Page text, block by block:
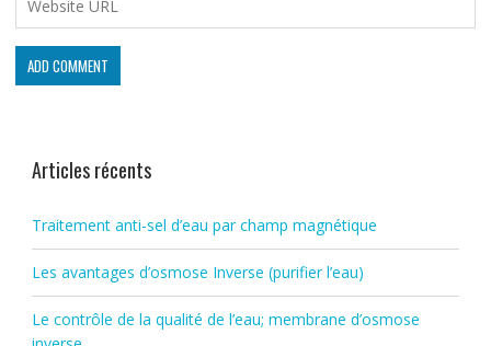
Articles récents
Traitement anti-sel d’eau par champ magnétique
Les avantages d’osmose Inverse (purifier l’eau)
Le contrôle de la qualité de l’eau; membrane d’osmose